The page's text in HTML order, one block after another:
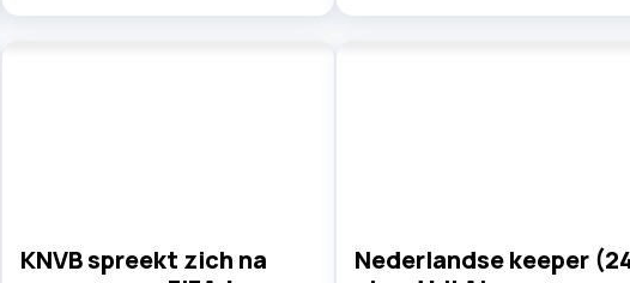
KNVB spreekt zich na
Nederlandse keeper